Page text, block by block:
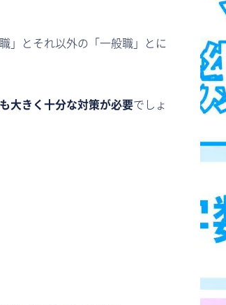
」とそれ以外の「一般職」とに
大きく十分な対策が必要でしょ